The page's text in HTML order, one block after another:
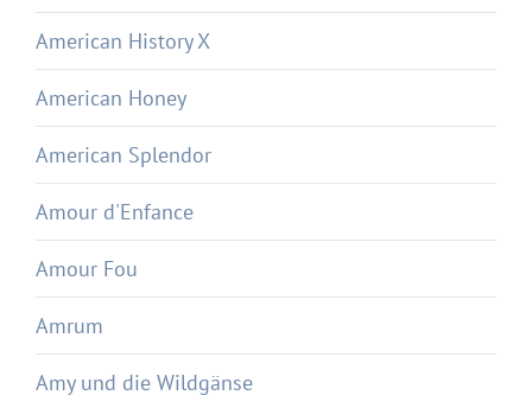
American History X
American Honey
American Splendor
Amour d'Enfance
Amour Fou
Amrum
Amy und die Wildgänse